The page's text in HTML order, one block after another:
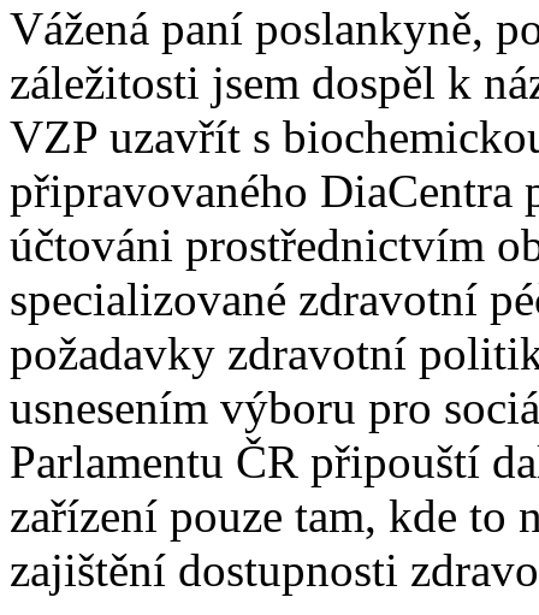
Vážená paní poslankyně,
záležitosti jsem dospěl k
VZP uzavřít s
připravovaného DiaCentra
účtováni prostřednictvím
specializované zdravotní
požadavky zdravotní
usnesením výboru pro
Parlamentu ČR připouští
zařízení pouze tam, kde to
zajištění dostupnosti